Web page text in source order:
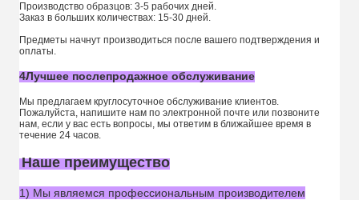
Производство образцов: 3-5 рабочих дней.
Заказ в больших количествах: 15-30 дней.
Предметы начнут производиться после вашего подтверждения и
оплаты.
4Лучшее послепродажное обслуживание
Мы предлагаем круглосуточное обслуживание клиентов.
Пожалуйста, напишите нам по электронной почте или позвоните
нам, если у вас есть вопросы, мы ответим в ближайшее время в
течение 24 часов.
Наше преимущество
1) Мы являемся профессиональным производителем